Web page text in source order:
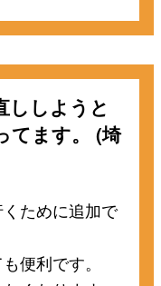
ししようと
てます。 (埼
ために追加で
便利です。